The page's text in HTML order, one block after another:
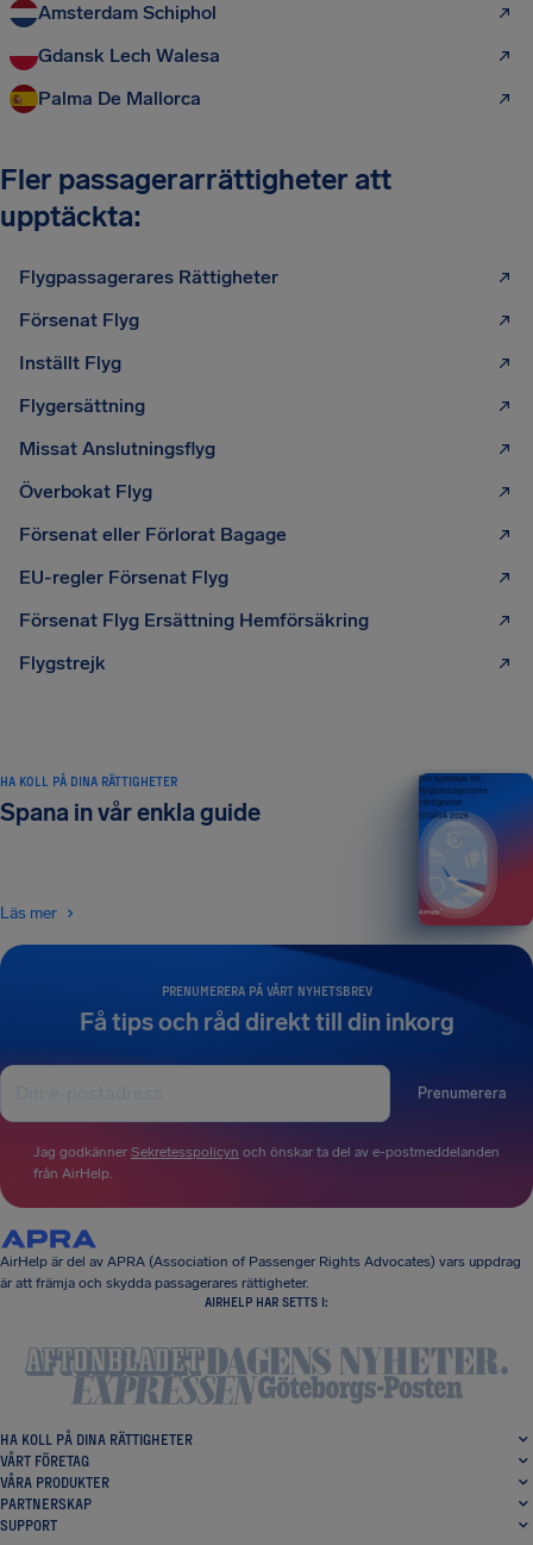
Amsterdam Schiphol
Gdansk Lech Walesa
Palma De Mallorca
Fler passagerarrättigheter att
upptäckta:
Flygpassagerares Rättigheter
Försenat Flyg
Inställt Flyg
Flygersättning
Missat Anslutningsflyg
Överbokat Flyg
Försenat eller Förlorat Bagage
EU-regler Försenat Flyg
Försenat Flyg Ersättning Hemförsäkring
Flygstrejk
PRENUMERERA PÅ VÅRT NYHETSBREV
Få tips och råd direkt till din inkorg
Prenumerera
Jag godkänner Sekretesspolicyn och önskar ta del av e-postmeddelanden
från AirHelp.
HA KOLL PÅ DINA RÄTTIGHETER
Spana in vår enkla guide
Läs mer
Din handbok till
flygpassagerares
rättigheter
UTGÅVA 2026
AirHelp är del av APRA (Association of Passenger Rights Advocates) vars uppdrag
är att främja och skydda passagerares rättigheter.
AIRHELP HAR SETTS I:
HA KOLL PÅ DINA RÄTTIGHETER
VÅRT FÖRETAG
VÅRA PRODUKTER
PARTNERSKAP
SUPPORT